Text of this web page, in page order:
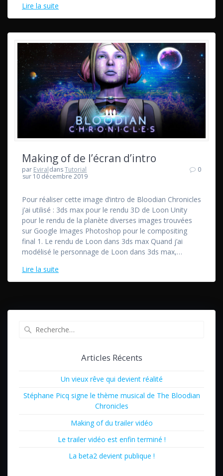
Lire la suite
Making of de l’écran d’intro
par EviraldansTutorial
sur 10 décembre 2019
0
Pour réaliser cette image d’intro de Bloodian Chronicles
j’ai utilisé : 3ds max pour le rendu 3D de Loon Unity
pour le rendu de la planète diverses images trouvées
sur Google Images Photoshop pour le compositing
final 1. Le rendu de Loon dans 3ds max Quand j’ai
modélisé le personnage de Loon dans 3ds max,…
Lire la suite
Articles Récents
Un vieux rêve qui devient réalité
Stéphane Picq signe le thème musical de The Bloodian
Chronicles
Making of du trailer vidéo
Le trailer vidéo est enfin terminé !
La beta2 devient publique !